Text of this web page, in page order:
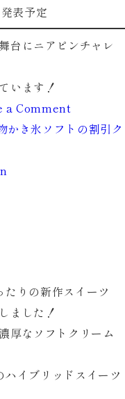
表予定
台にニアピンチャレ
います！
a Commenton
11
ア
ン
き氷ソフトの割引ク
りの新作スイーツ
ました！
厚なソフトクリーム
イブリッドスイーツ